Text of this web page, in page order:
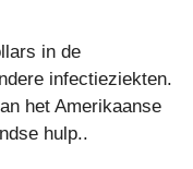
in de
infectieziekten.
het Amerikaanse
hulp..